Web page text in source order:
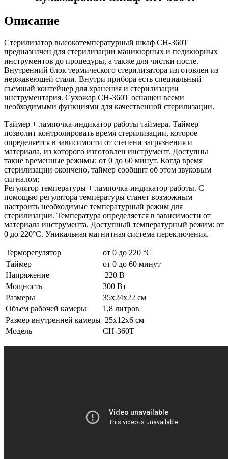
Описание
Стерилизатор высокотемпературный шкаф CH-360T
предназначен для стерилизации маникюрных и педикюрных
инструментов до процедуры, а также для чистки после.
Внутренний блок термического стерилизатора изготовлен из
нержавеющей стали. Внутри прибора есть специальный
съемный контейнер для хранения и стерилизации
инструментария. Сухожар CH-360T оснащен всеми
необходимыми функциями для качественной стерилизации.
Таймер + лампочка-индикатор работы таймера. Таймер
позволит контролировать время стерилизации, которое
определяется в зависимости от степени загрязнения и
материала, из которого изготовлен инструмент. Доступны
такие временные режимы: от 0 до 60 минут. Когда время
стерилизации окончено, таймер сообщит об этом звуковым
сигналом;
Регулятор температуры + лампочка-индикатор работы. С
помощью регулятора температуры станет возможным
настроить необходимые температурный режим для
стерилизации. Температура определяется в зависимости от
материала инструмента. Доступный температурный режим: от
0 до 220°C. Уникальная магнитная система переключения.
Терморегулятор
от 0 до 220 °C
Таймер
от 0 до 60 минут
Напряжение
220 В
Мощность
300 Вт
Размеры
35х24х22 см
Объем рабочей камеры
1,8 литров
Размер внутренней камеры 25х12х6 см
Модель
CH-360T